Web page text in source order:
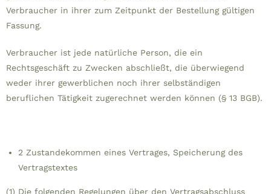
Verbraucher in ihrer zum Zeitpunkt der Bestellung gültigen
Fassung.
Verbraucher ist jede natürliche Person, die ein
Rechtsgeschäft zu Zwecken abschließt, die überwiegend
weder ihrer gewerblichen noch ihrer selbständigen
beruflichen Tätigkeit zugerechnet werden können (§ 13 BGB).
2 Zustandekommen eines Vertrages, Speicherung des
Vertragstextes
(1) Die folgenden Regelungen über den Vertragsabschluss